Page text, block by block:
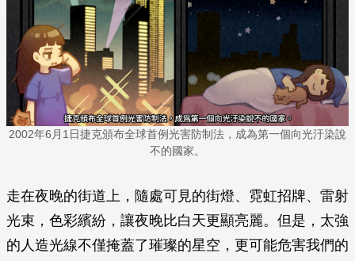
2002年6月1日捷克頒布全球首例光害防制法，成為第一個向光汙染說
不的國家。
走在夜晚的街道上，隨處可見的街燈、霓虹招牌、雷射
光束，色彩繽紛，讓夜晚比白天更顯亮麗。但是，太強
的人造光線不僅掩蓋了璀璨的星空，更可能危害我們的